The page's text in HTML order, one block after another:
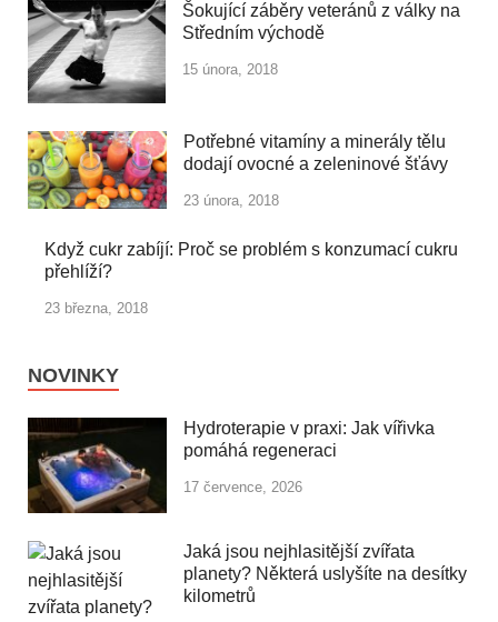
Šokující záběry veteránů z války na
Středním východě
15 února, 2018
Potřebné vitamíny a minerály tělu
dodají ovocné a zeleninové šťávy
23 února, 2018
Když cukr zabíjí: Proč se problém s konzumací cukru
přehlíží?
23 března, 2018
NOVINKY
Hydroterapie v praxi: Jak vířivka
pomáhá regeneraci
17 července, 2026
Jaká jsou nejhlasitější zvířata
planety? Některá uslyšíte na desítky
kilometrů